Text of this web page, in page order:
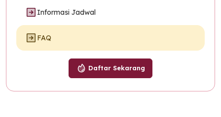
Informasi Jadwal
FAQ
Daftar Sekarang